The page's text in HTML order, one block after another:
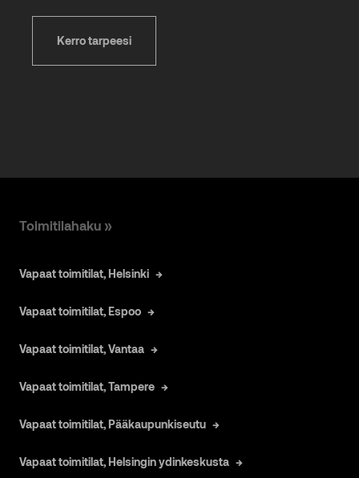
Kerro tarpeesi
Toimitilahaku »
Vapaat toimitilat, Helsinki
Vapaat toimitilat, Espoo
Vapaat toimitilat, Vantaa
Vapaat toimitilat, Tampere
Vapaat toimitilat, Pääkaupunkiseutu
Vapaat toimitilat, Helsingin ydinkeskusta